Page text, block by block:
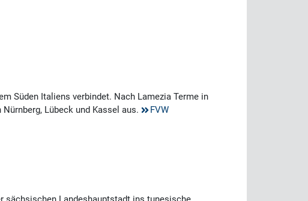
Süden Italiens verbindet. Nach Lamezia Terme in
Lübeck und Kassel aus.
FVW